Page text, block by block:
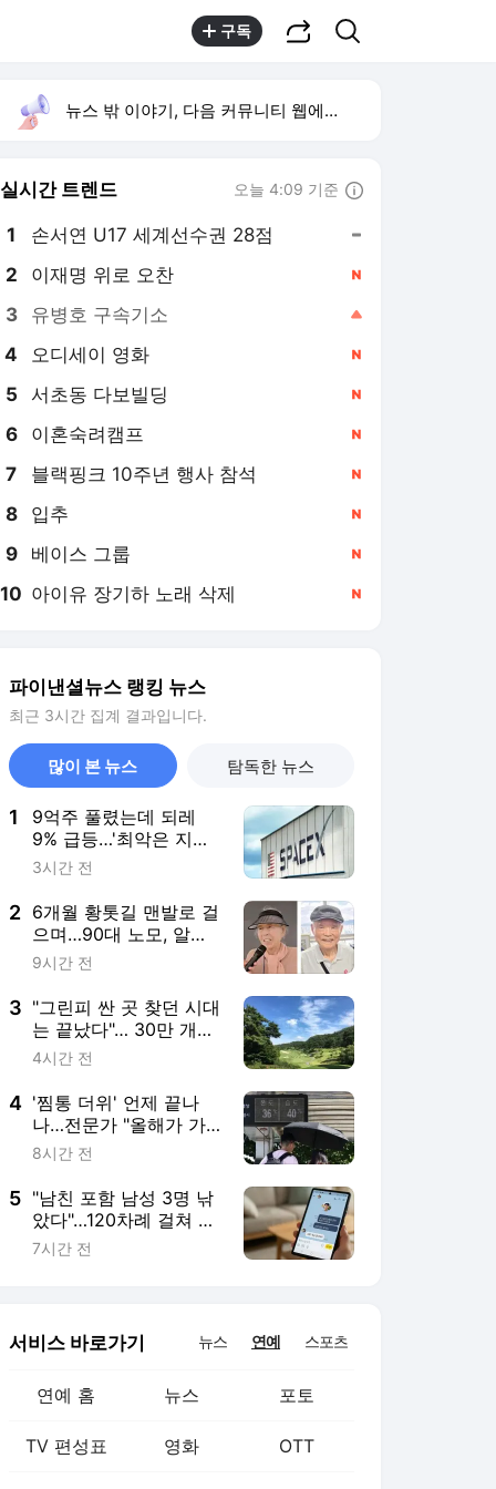
구독
뉴스 밖 이야기, 다음 커뮤니티 웹에서 보기
실시간 트렌드 오늘 4:09 기준
1 손서연 U17 세계선수권 28점
2 이재명 위로 오찬
3 유병호 구속기소
4 오디세이 영화
5 서초동 다보빌딩
6 이혼숙려캠프
7 블랙핑크 10주년 행사 참석
8 입추
9 베이스 그룹
10 아이유 장기하 노래 삭제
파이낸셜뉴스 랭킹 뉴스
최근 3시간 집계 결과입니다.
많이 본 뉴스 탐독한 뉴스
1
9억주 풀렸는데 되레
9% 급등…'최악은 지났
다'는 스페이스X 투자자
3시간 전
2 6개월 황톳길 맨발로 걸
으며…90대 노모, 알츠
하이머 이겨냈다 [박동
9시간 전
3 "그린피 싼 곳 찾던 시대
는 끝났다"… 30만 개
'진짜 후기' 품은 AI, 골
4시간 전
4 '찜통 더위' 언제 끝나
나…전문가 "올해가 가
장 덜 더운 여름 될 수
8시간 전
5 "남친 포함 남성 3명 낚
았다"…120차례 걸쳐 2
억 가로챈 '4억 채무자'
7시간 전
서비스 바로가기 뉴스 연예 스포츠
연예 홈 뉴스 포토
TV 편성표 영화 OTT